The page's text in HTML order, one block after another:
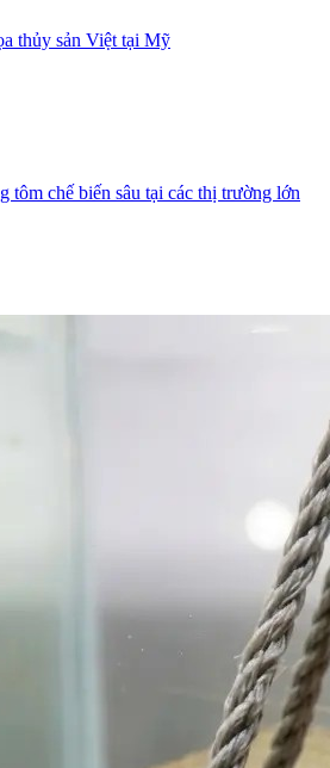
thủy sản Việt tại Mỹ
tôm chế biến sâu tại các thị trường lớn